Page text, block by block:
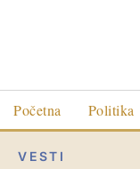
Početna Politika
VESTI